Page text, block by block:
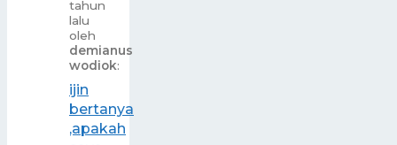
tahun
lalu
oleh
demianus
wodiok:
ijin
bertanya
,apakah